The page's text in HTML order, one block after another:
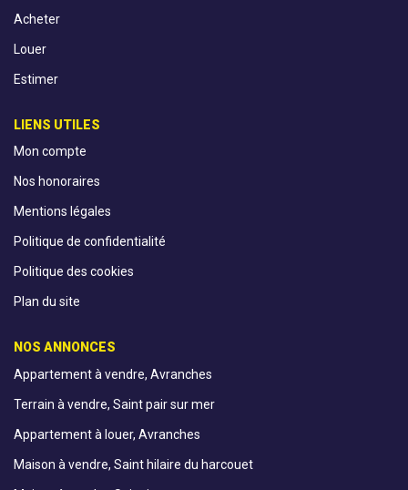
Acheter
Louer
Estimer
LIENS UTILES
Mon compte
Nos honoraires
Mentions légales
Politique de confidentialité
Politique des cookies
Plan du site
NOS ANNONCES
Appartement à vendre, Avranches
Terrain à vendre, Saint pair sur mer
Appartement à louer, Avranches
Maison à vendre, Saint hilaire du harcouet